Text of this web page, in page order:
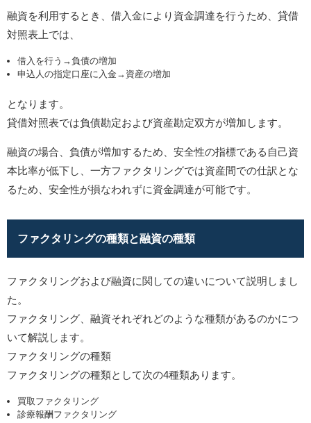
融資を利用するとき、借入金により資金調達を行うため、貸借
対照表上では、
借入を行う→負債の増加
申込人の指定口座に入金→資産の増加
となります。
貸借対照表では負債勘定および資産勘定双方が増加します。
融資の場合、負債が増加するため、安全性の指標である自己資
本比率が低下し、一方ファクタリングでは資産間での仕訳とな
るため、安全性が損なわれずに資金調達が可能です。
ファクタリングの種類と融資の種類
ファクタリングおよび融資に関しての違いについて説明しまし
た。
ファクタリング、融資それぞれどのような種類があるのかにつ
いて解説します。
ファクタリングの種類
ファクタリングの種類として次の4種類あります。
買取ファクタリング
診療報酬ファクタリング